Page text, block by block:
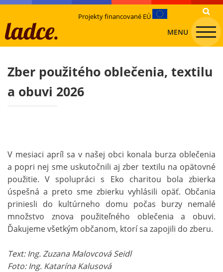
Projekty financované EÚ
MENU
Zber použitého oblečenia, textilu
a obuvi 2026
V mesiaci apríl sa v našej obci konala burza oblečenia
a popri nej sme uskutočnili aj zber textilu na opätovné
použitie. V spolupráci s Eko charitou bola zbierka
úspešná a preto sme zbierku vyhlásili opäť. Občania
priniesli do kultúrneho domu počas burzy nemalé
množstvo znova použiteľného oblečenia a obuvi.
Ďakujeme všetkým občanom, ktorí sa zapojili do zberu.
Text: Ing. Zuzana Malovcová Seidl
Foto: Ing. Katarína Kalusová